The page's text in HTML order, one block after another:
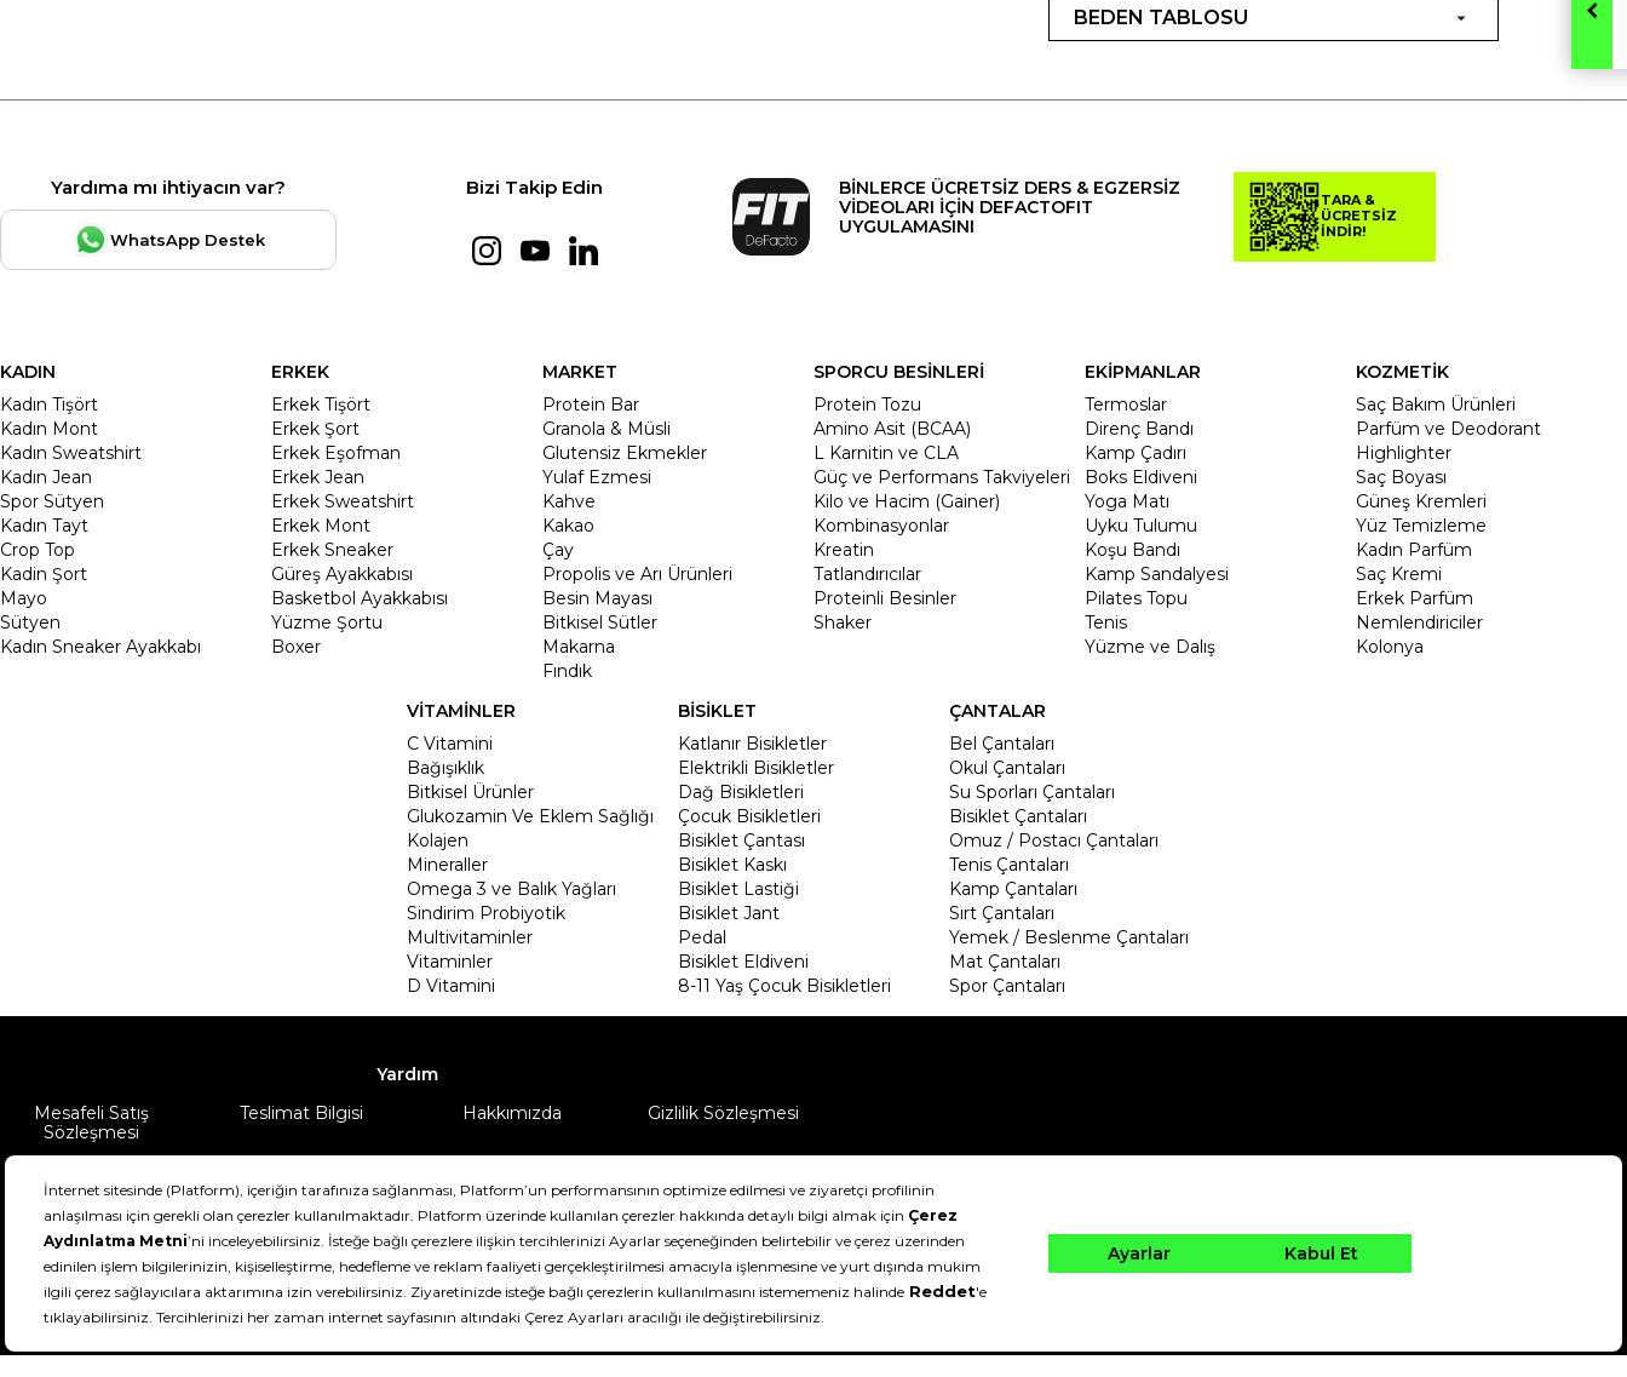
BEDEN TABLOSU
Yardıma mı ihtiyacın var?
WhatsApp Destek
Bizi Takip Edin
BİNLERCE ÜCRETSİZ DERS & EGZERSİZ
VİDEOLARI İÇİN DEFACTOFIT
UYGULAMASINI
TARA &
ÜCRETSİZ
İNDİR!
KADIN
Kadın Tişört
Kadın Mont
Kadın Sweatshirt
Kadın Jean
Spor Sütyen
Kadın Tayt
Crop Top
Kadin Şort
Mayo
Sütyen
Kadın Sneaker Ayakkabı
ERKEK
Erkek Tişört
Erkek Şort
Erkek Eşofman
Erkek Jean
Erkek Sweatshirt
Erkek Mont
Erkek Sneaker
Güreş Ayakkabısı
Basketbol Ayakkabısı
Yüzme Şortu
Boxer
MARKET
Protein Bar
Granola & Müsli
Glutensiz Ekmekler
Yulaf Ezmesi
Kahve
Kakao
Çay
Propolis ve Arı Ürünleri
Besin Mayası
Bitkisel Sütler
Makarna
Fındık
SPORCU BESİNLERİ
Protein Tozu
Amino Asit (BCAA)
L Karnitin ve CLA
Güç ve Performans Takviyeleri
Kilo ve Hacim (Gainer)
Kombinasyonlar
Kreatin
Tatlandırıcılar
Proteinli Besinler
Shaker
EKİPMANLAR
Termoslar
Direnç Bandı
Kamp Çadırı
Boks Eldiveni
Yoga Matı
Uyku Tulumu
Koşu Bandı
Kamp Sandalyesi
Pilates Topu
Tenis
Yüzme ve Dalış
KOZMETİK
Saç Bakım Ürünleri
Parfüm ve Deodorant
Highlighter
Saç Boyası
Güneş Kremleri
Yüz Temizleme
Kadın Parfüm
Saç Kremi
Erkek Parfüm
Nemlendiriciler
Kolonya
VİTAMİNLER
C Vitamini
Bağışıklık
Bitkisel Ürünler
Glukozamin Ve Eklem Sağlığı
Kolajen
Mineraller
Omega 3 ve Balık Yağları
Sindirim Probiyotik
Multivitaminler
Vitaminler
D Vitamini
BİSİKLET
Katlanır Bisikletler
Elektrikli Bisikletler
Dağ Bisikletleri
Çocuk Bisikletleri
Bisiklet Çantası
Bisiklet Kaskı
Bisiklet Lastiği
Bisiklet Jant
Pedal
Bisiklet Eldiveni
8-11 Yaş Çocuk Bisikletleri
ÇANTALAR
Bel Çantaları
Okul Çantaları
Su Sporları Çantaları
Bisiklet Çantaları
Omuz / Postacı Çantaları
Tenis Çantaları
Kamp Çantaları
Sırt Çantaları
Yemek / Beslenme Çantaları
Mat Çantaları
Spor Çantaları
Yardım
Mesafeli Satış
Sözleşmesi
Teslimat Bilgisi Hakkımızda Gizlilik Sözleşmesi
DeFactoFIT ©️ 2022-2026. Tüm hakları saklıdır.